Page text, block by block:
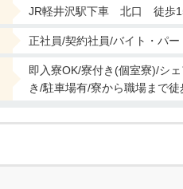
JR軽井沢駅下車 北口 徒歩
正社員/契約社員/バイト・パー
即入寮OK/寮付き(個室寮)/シ
き/駐車場有/寮から職場まで徒